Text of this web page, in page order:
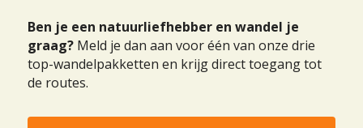
Ben je een natuurliefhebber en wandel je
graag? Meld je dan aan voor één van onze drie
top-wandelpakketten en krijg direct toegang tot
de routes.